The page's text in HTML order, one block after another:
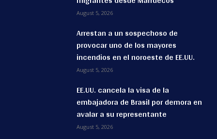
August 5, 2026
Arrestan a un sospechoso de
provocar uno de los mayores
incendios en el noroeste de EE.UU.
August 5, 2026
EE.UU. cancela la visa de la
embajadora de Brasil por demora en
avalar a su representante
August 5, 2026